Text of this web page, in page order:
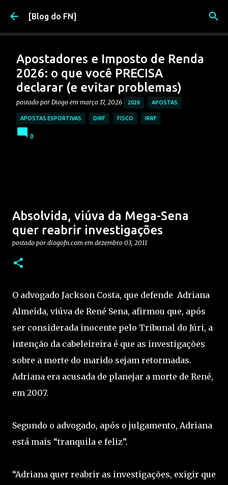
Pular para o conteúdo principal
[Blog do FN]
Apostadores e Imposto de Renda
2026: o que você PRECISA
declarar (e evitar problemas)
postado por Diogo em março 17, 2026 2026 APOSTAS
APOSTAS ESPORTIVAS DIRF FISCO IRRF
0
Absolvida, viúva da Mega-Sena
quer reabrir investigações
postado por diogofn.com em dezembro 03, 2011
O advogado Jackson Costa, que defende Adriana
Almeida, viúva de René Sena, afirmou que, após
ser considerada inocente pelo Tribunal do Júri, a
intenção da cabeleireira é que as investigações
sobre a morte do marido sejam retormadas.
Adriana era acusada de planejar a morte de René,
em 2007.
Segundo o advogado, após o julgamento, Adriana
está mais “tranquila e feliz”.
“Adriana quer reabrir as investigações, exigir que